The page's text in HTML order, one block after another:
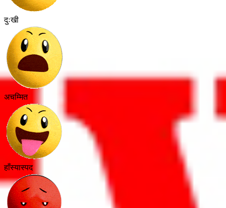
दुःखी
अचम्मित
हाँस्यास्पद